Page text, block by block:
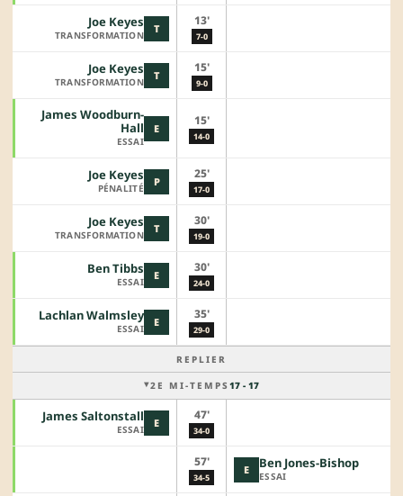
T
Joe Keyes
TRANSFORMATION
13'
7-0
T
Joe Keyes
TRANSFORMATION
15'
9-0
E
James Woodburn-
Hall
ESSAI
15'
14-0
P
Joe Keyes
PÉNALITÉ
25'
17-0
T
Joe Keyes
TRANSFORMATION
30'
19-0
E
Ben Tibbs
ESSAI
30'
24-0
E
Lachlan Walmsley
ESSAI
35'
29-0
REPLIER
2E MI-TEMPS 17 - 17
E
James Saltonstall
ESSAI
47'
34-0
57'
34-5
E Ben Jones-Bishop
ESSAI